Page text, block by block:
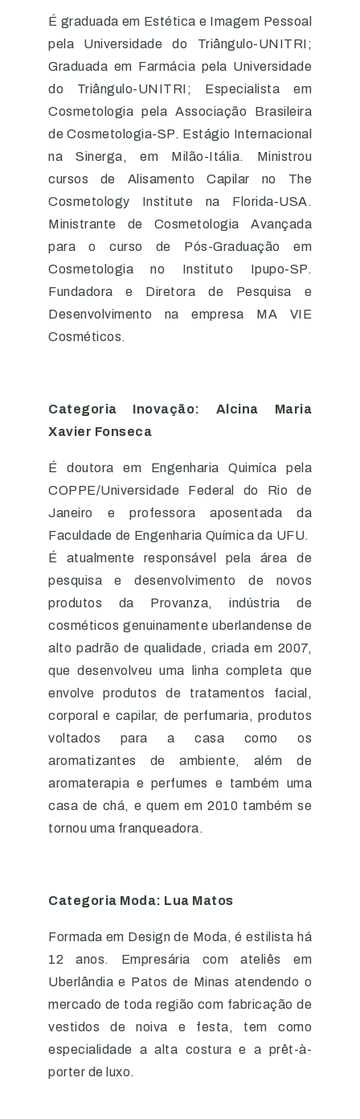
É graduada em Estética e Imagem Pessoal
pela Universidade do Triângulo-UNITRI;
Graduada em Farmácia pela Universidade
do Triângulo-UNITRI; Especialista em
Cosmetologia pela Associação Brasileira
de Cosmetologia-SP. Estágio Internacional
na Sinerga, em Milão-Itália. Ministrou
cursos de Alisamento Capilar no The
Cosmetology Institute na Florida-USA.
Ministrante de Cosmetologia Avançada
para o curso de Pós-Graduação em
Cosmetologia no Instituto Ipupo-SP.
Fundadora e Diretora de Pesquisa e
Desenvolvimento na empresa MA VIE
Cosméticos.
Categoria Inovação: Alcina Maria
Xavier Fonseca
É doutora em Engenharia Quimíca pela
COPPE/Universidade Federal do Rio de
Janeiro e professora aposentada da
Faculdade de Engenharia Química da UFU.
É atualmente responsável pela área de
pesquisa e desenvolvimento de novos
produtos da Provanza, indústria de
cosméticos genuinamente uberlandense de
alto padrão de qualidade, criada em 2007,
que desenvolveu uma linha completa que
envolve produtos de tratamentos facial,
corporal e capilar, de perfumaria, produtos
voltados para a casa como os
aromatizantes de ambiente, além de
aromaterapia e perfumes e também uma
casa de chá, e quem em 2010 também se
tornou uma franqueadora.
Categoria Moda: Lua Matos
Formada em Design de Moda, é estilista há
12 anos. Empresária com ateliês em
Uberlândia e Patos de Minas atendendo o
mercado de toda região com fabricação de
vestidos de noiva e festa, tem como
especialidade a alta costura e a prêt-à-
porter de luxo.